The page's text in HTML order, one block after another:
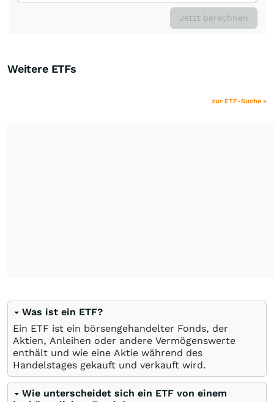
Jetzt berechnen
Weitere ETFs
zur ETF-Suche »
Was ist ein ETF?
Ein ETF ist ein börsengehandelter Fonds, der
Aktien, Anleihen oder andere Vermögenswerte
enthält und wie eine Aktie während des
Handelstages gekauft und verkauft wird.
Wie unterscheidet sich ein ETF von einem